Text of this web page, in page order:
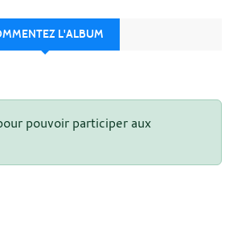
L'ALBUM
pouvoir participer aux